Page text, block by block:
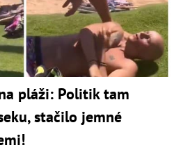
pláži: Politik tam
stačilo jemné